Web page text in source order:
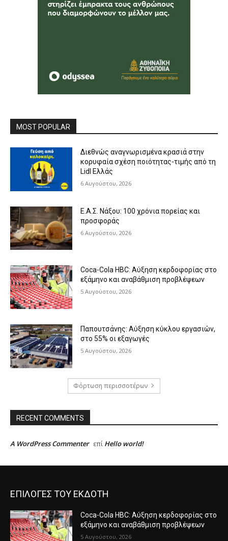
MOST POPULAR
Διεθνώς αναγνωρισμένα κρασιά στην
κορυφαία σχέση ποιότητας-τιμής από τη
Lidl Ελλάς
6 Αυγούστου, 2026
Ε.Α.Σ. Νάξου: 100 χρόνια πορείας και
προσφοράς
6 Αυγούστου, 2026
Coca-Cola HBC: Αύξηση κερδοφορίας στο
εξάμηνο και αναβάθμιση προβλέψεων
5 Αυγούστου, 2026
Παπουτσάνης: Αύξηση κύκλου εργασιών,
στο 55% οι εξαγωγές
5 Αυγούστου, 2026
Φόρτωση περισσοτέρων
RECENT COMMENTS
A WordPress Commenter επί Hello world!
ΕΠΙΛΟΓΕΣ ΤΟΥ ΕΚΔΟΤΗ
Coca-Cola HBC: Αύξηση κερδοφορίας στο
εξάμηνο και αναβάθμιση προβλέψεων
5 Αυγούστου, 2026